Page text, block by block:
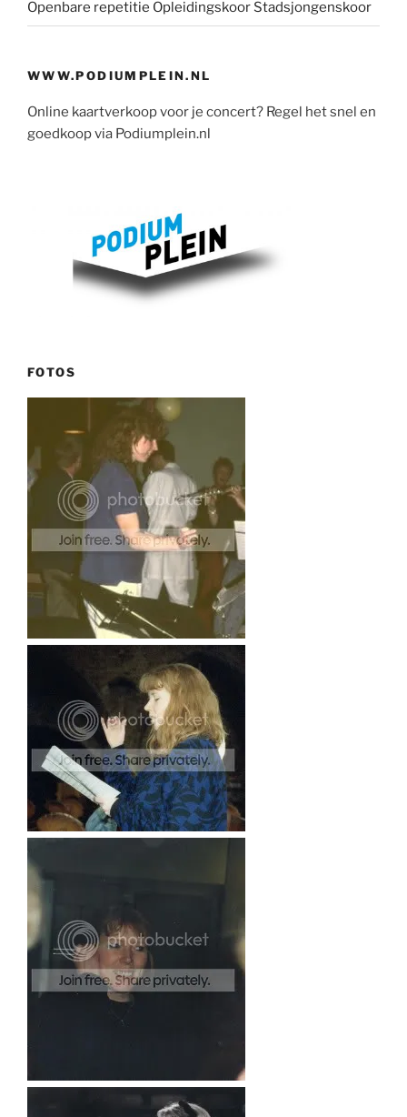
Openbare repetitie Opleidingskoor Stadsjongenskoor
WWW.PODIUMPLEIN.NL
Online kaartverkoop voor je concert? Regel het snel en
goedkoop via Podiumplein.nl
FOTOS